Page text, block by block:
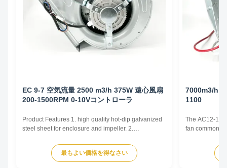
EC 9-7 空気流量 2500 m3/h 375W 遠心風扇
200-1500RPM 0-10Vコントローラ
Product Features 1. high quality hot-dip galvanized
steel sheet for enclosure and impeller. 2.
small vibration. Main advantages 1. Experience and
good service. We professionally produce fan motors
最もよい価格を得なさい
7000m3/h
1100
The AC12-12
fan commonly
and various
by